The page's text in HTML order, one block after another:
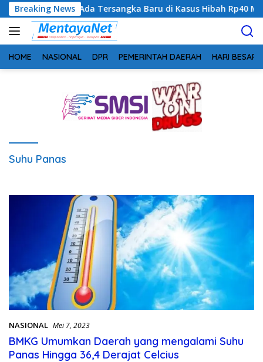
Langsung
ke
konten
Breaking News
Ada Tersangka Baru di Kasus Hibah Rp40 Miliar
HOME NASIONAL DPR PEMERINTAH DAERAH HARI BESAR
Suhu Panas
NASIONAL Mei 7, 2023
BMKG Umumkan Daerah yang mengalami Suhu
Panas Hingga 36,4 Derajat Celcius